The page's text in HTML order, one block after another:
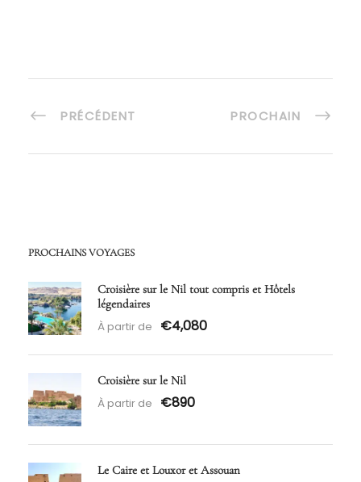
PRÉCÉDENT PROCHAIN
PROCHAINS VOYAGES
Croisière sur le Nil tout compris et Hôtels
légendaires
À partir de €4,080
Croisière sur le Nil
À partir de €890
Le Caire et Louxor et Assouan